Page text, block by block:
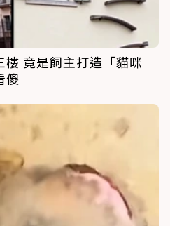
竟是飼主打造「貓咪
傻